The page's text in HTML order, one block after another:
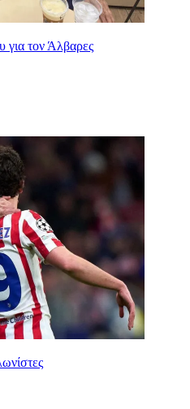
για τον Άλβαρες